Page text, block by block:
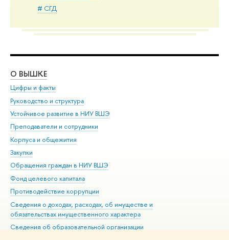
# СГД
О ВЫШКЕ
Цифры и факты
Руководство и структура
Устойчивое развитие в НИУ ВШЭ
Преподаватели и сотрудники
Корпуса и общежития
Закупки
Обращения граждан в НИУ ВШЭ
Фонд целевого капитала
Противодействие коррупции
Сведения о доходах, расходах, об имуществе и
обязательствах имущественного характера
Сведения об образовательной организации